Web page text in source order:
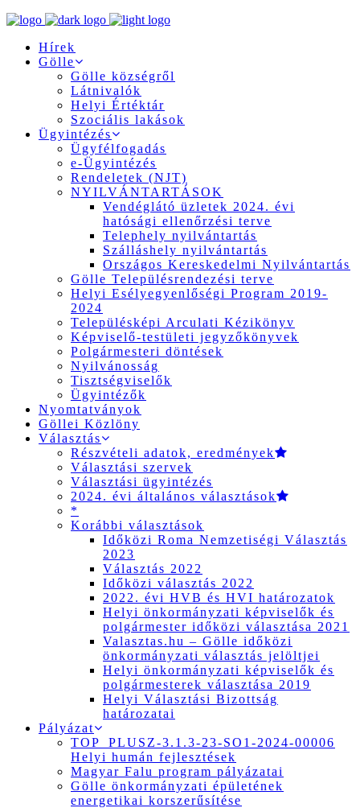
Hírek
Gölle
Gölle községről
Látnivalók
Helyi Értéktár
Szociális lakások
Ügyintézés
Ügyfélfogadás
e-Ügyintézés
Rendeletek (NJT)
NYILVÁNTARTÁSOK
Vendéglátó üzletek 2024. évi
hatósági ellenőrzési terve
Telephely nyilvántartás
Szálláshely nyilvántartás
Országos Kereskedelmi Nyilvántartás
Gölle Településrendezési terve
Helyi Esélyegyenlőségi Program 2019-
2024
Településképi Arculati Kézikönyv
Képviselő-testületi jegyzőkönyvek
Polgármesteri döntések
Nyilvánosság
Tisztségviselők
Ügyintézők
Nyomtatványok
Göllei Közlöny
Választás
Részvételi adatok, eredmények
Választási szervek
Választási ügyintézés
2024. évi általános választások
*
Korábbi választások
Időközi Roma Nemzetiségi Választás
2023
Választás 2022
Időközi választás 2022
2022. évi HVB és HVI határozatok
Helyi önkormányzati képviselők és
polgármester időközi választása 2021
Valasztas.hu – Gölle időközi
önkormányzati választás jelöltjei
Helyi önkormányzati képviselők és
polgármesterek választása 2019
Helyi Választási Bizottság
határozatai
Pályázat
TOP_PLUSZ-3.1.3-23-SO1-2024-00006
Helyi humán fejlesztések
Magyar Falu program pályázatai
Gölle önkormányzati épületének
energetikai korszerűsítése